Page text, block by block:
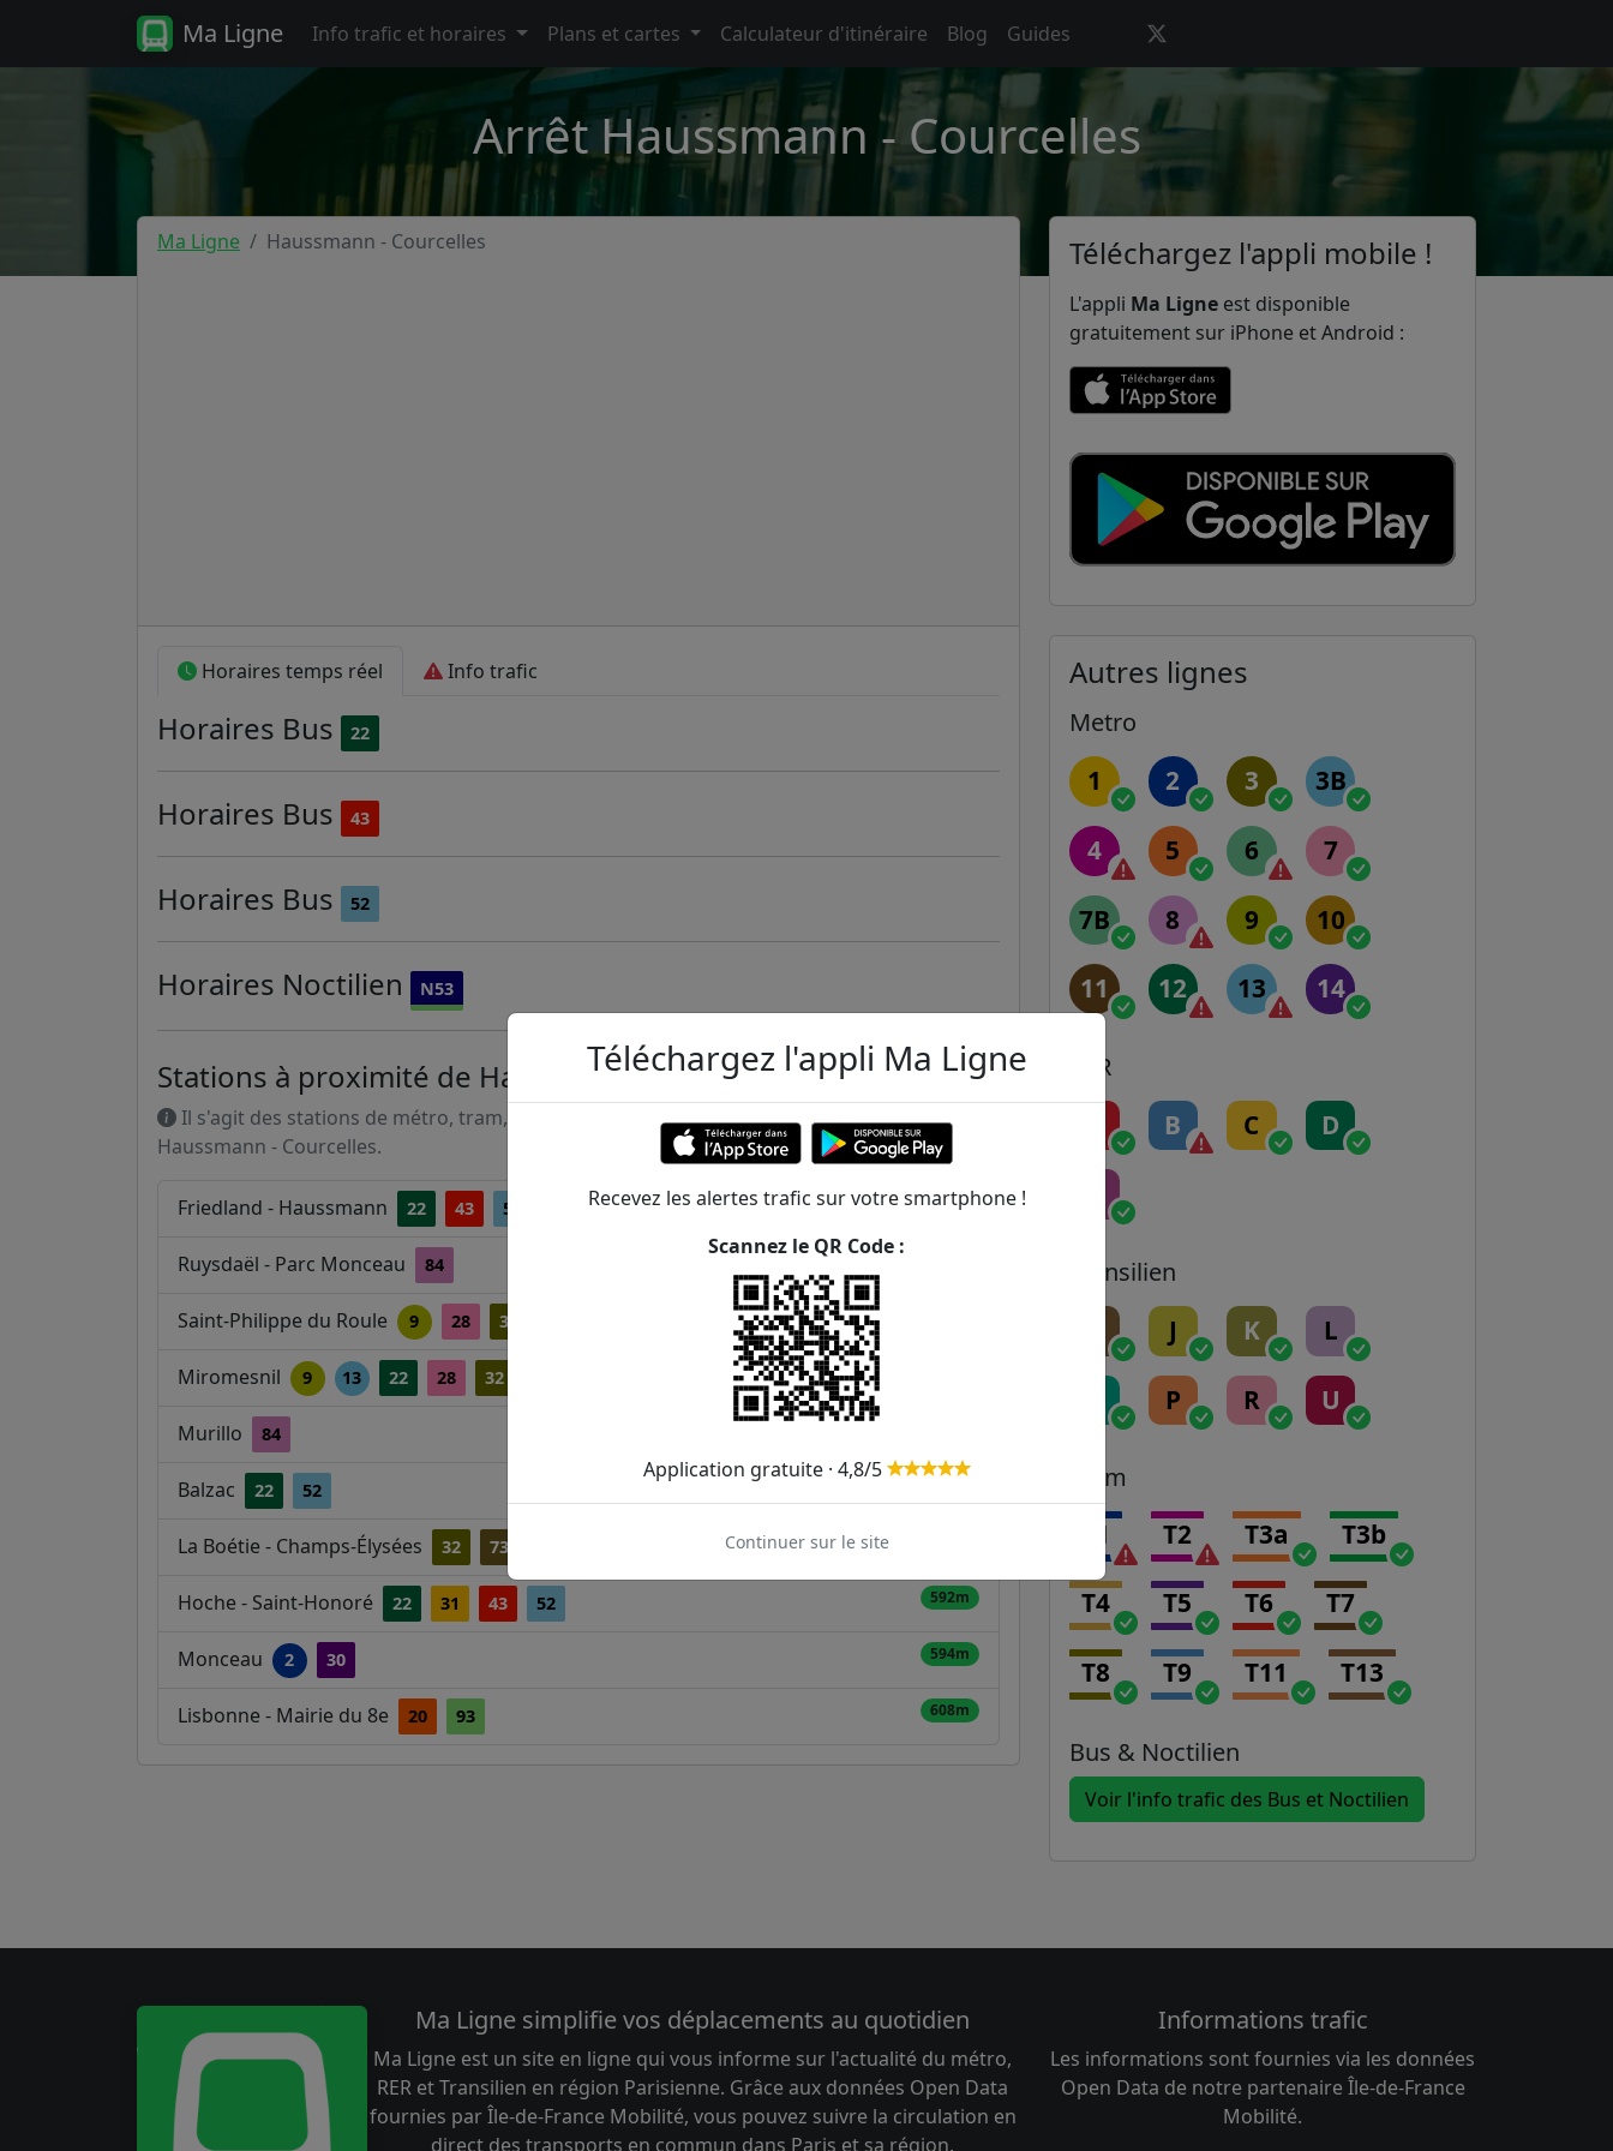
Ma Ligne Info trafic et horaires Plans et cartes Calculateur d'itinéraire Blog Guides
Arrêt Haussmann - Courcelles
Ma Ligne Haussmann - Courcelles
Horaires temps réel Info trafic
Horaires Bus 22
Horaires Bus 43
Horaires Bus 52
Horaires Noctilien N53
Stations à proximité de Haussmann - Courcelles
Il s'agit des stations de métro, tram, RER et transilien situées à moins de 1km de la gare
Haussmann - Courcelles.
Friedland - Haussmann 22 43 52 260m
Ruysdaël - Parc Monceau 84
Saint-Philippe du Roule 9 28 32
Miromesnil 9 13 22 28 32 93
Murillo 84
Balzac 22 52
La Boétie - Champs-Élysées 32 73
Hoche - Saint-Honoré 22 31 43 52 592m
Monceau 2 30 594m
Lisbonne - Mairie du 8e 20 93 608m
Téléchargez l'appli mobile !
L'appli Ma Ligne est disponible
gratuitement sur iPhone et Android :
Autres lignes
Metro
1 2 3 3B
4 5 6 7
7B 8 9 10
11 12 13 14
RER
B C D
Transilien
J K L
P R U
Tram
T1 T2 T3a T3b
T4 T5 T6 T7
T8 T9 T11 T13
Bus & Noctilien
Voir l'info trafic des Bus et Noctilien
Ma Ligne simplifie vos déplacements au quotidien
Ma Ligne est un site en ligne qui vous informe sur l'actualité du métro,
RER et Transilien en région Parisienne. Grâce aux données Open Data
fournies par Île-de-France Mobilité, vous pouvez suivre la circulation en
direct des transports en commun dans Paris et sa région.
Informations trafic
Les informations sont fournies via les données
Open Data de notre partenaire Île-de-France
Mobilité.
Téléchargez l'appli Ma Ligne
Recevez les alertes trafic sur votre smartphone !
Scannez le QR Code :
Application gratuite · 4,8/5
Continuer sur le site